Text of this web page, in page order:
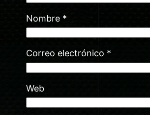
Nombre *
Correo electrónico *
Web